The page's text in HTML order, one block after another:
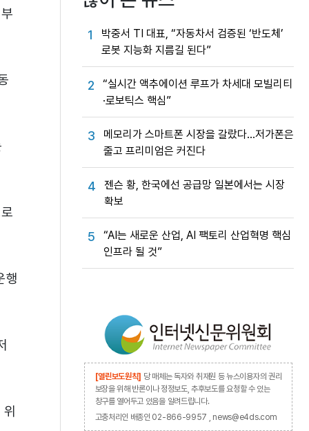
행
1
박중서 TI 대표, “자동차서 검증된 ‘반도체’
로봇 지능화 지름길 된다”
2
“실시간 액추에이션 루프가 차세대 모빌리티
·로보틱스 핵심”
3
메모리가 스마트폰 시장을 갈랐다…저가폰은
줄고 프리미엄은 커진다
4
젠슨 황, 한국에선 공급망 일본에서는 시장
확보
5
“AI는 새로운 산업, AI 팩토리 산업혁명 핵심
인프라 될 것”
[열린보도원칙] 당 매체는 독자와 취재원 등 뉴스이용자의 권리
보장을 위해 반론이나 정정보도, 추후보도를 요청할 수 있는
창구를 열어두고 있음을 알려드립니다.
고충처리인 배종인 02-866-9957 , news@e4ds.com